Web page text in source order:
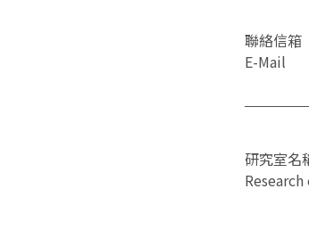
聯絡信箱
E-Mail
研究室名